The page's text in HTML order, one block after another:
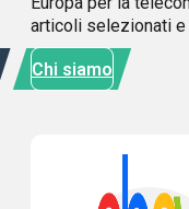
articoli selezionati e
Chi siamo